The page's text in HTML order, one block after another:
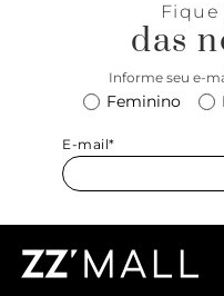
das
Informe seu e-
Feminino
E-mail*